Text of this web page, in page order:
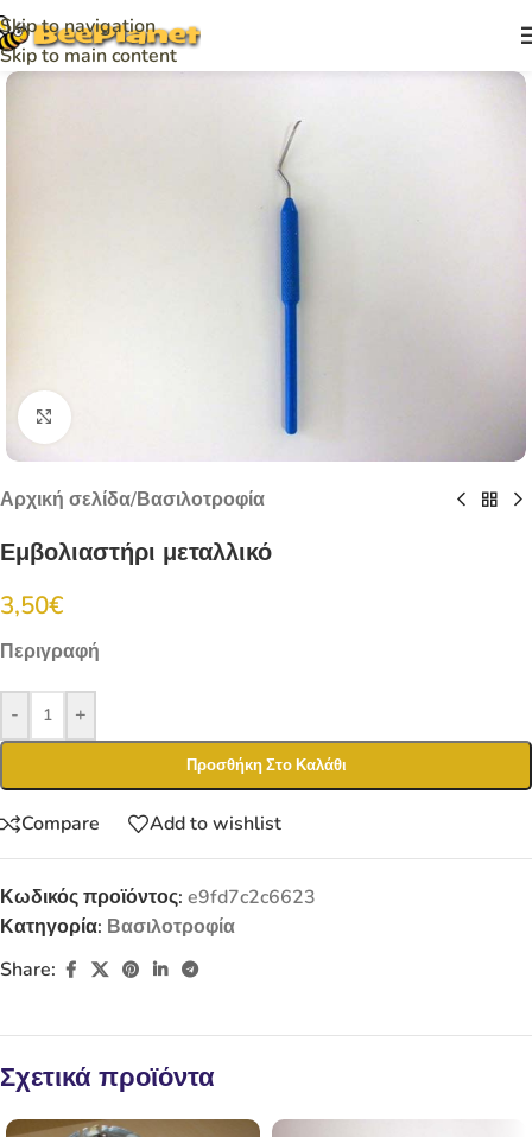
Skip to navigation
Skip to main content
Click to enlarge
Αρχική σελίδα/Βασιλοτροφία
Εμβολιαστήρι μεταλλικό
3,50€
Περιγραφή
- +
Προσθήκη Στο Καλάθι
Compare Add to wishlist
Κωδικός προϊόντος: e9fd7c2c6623
Κατηγορία: Βασιλοτροφία
Share:
Σχετικά προϊόντα